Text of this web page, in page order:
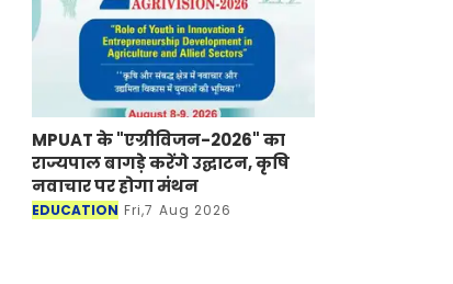
MPUAT के "एग्रीविजन-2026" का
राज्यपाल बागड़े करेंगे उद्घाटन, कृषि
नवाचार पर होगा मंथन
EDUCATION Fri,7 Aug 2026